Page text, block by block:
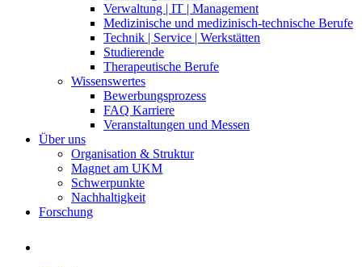
Verwaltung | IT | Management
Medizinische und medizinisch-technische Berufe
Technik | Service | Werkstätten
Studierende
Therapeutische Berufe
Wissenswertes
Bewerbungsprozess
FAQ Karriere
Veranstaltungen und Messen
Über uns
Organisation & Struktur
Magnet am UKM
Schwerpunkte
Nachhaltigkeit
Forschung